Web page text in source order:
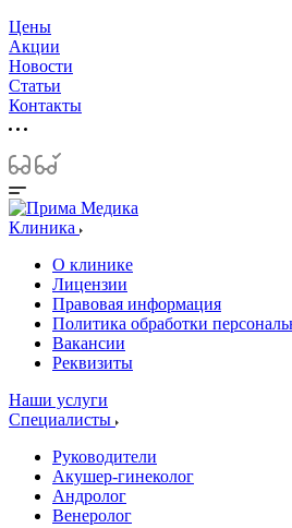
Цены
Акции
Новости
Статьи
Контакты
Клиника
О клинике
Лицензии
Правовая информация
Политика обработки
Вакансии
Реквизиты
Наши услуги
Специалисты
Руководители
Акушер-гинеколог
Андролог
Венеролог